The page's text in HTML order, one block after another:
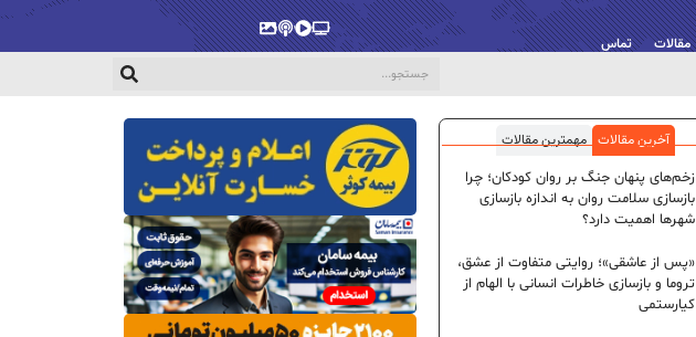
مقالات تماس
پخش‌زندهویدیو
پادکستگالری
آخرین مقالات مهمترین مقالات
زخم‌های پنهان جنگ بر روان کودکان؛ چرا
بازسازی سلامت روان به اندازه بازسازی
شهرها اهمیت دارد؟
«پس از عاشقی»؛ روایتی متفاوت از عشق،
تروما و بازسازی خاطرات انسانی با الهام از
کیارستمی